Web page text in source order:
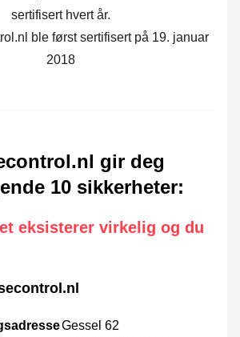
sertifisert hvert år.
ble først sertifisert på 19. januar
2018
gir deg
10 sikkerheter:
eksisterer virkelig og du
Gessel 62